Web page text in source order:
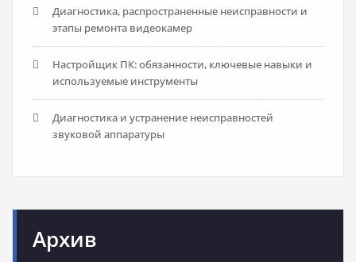
Диагностика, распространенные неисправности и
этапы ремонта видеокамер
Настройщик ПК: обязанности, ключевые навыки и
используемые инструменты
Диагностика и устранение неисправностей
звуковой аппаратуры
Архив